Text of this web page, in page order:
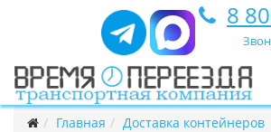
8
Главная
Доставка контейнеров